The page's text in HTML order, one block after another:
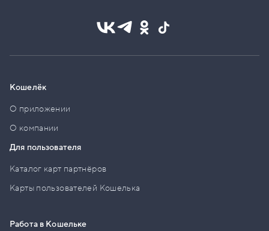
Кошелёк
О приложении
О компании
Для пользователя
Каталог карт партнёров
Карты пользователей Кошелька
Работа в Кошельке